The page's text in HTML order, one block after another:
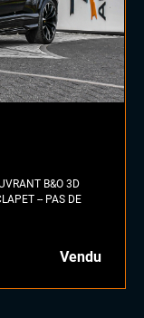
B&O 3D
-- PAS DE
Vendu